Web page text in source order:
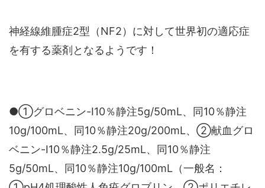
神経線維腫症2型（NF2）に対して世界初の適応症
を有する薬剤となるようです！
●①グロベニン-I10％静注5g/50mL、同10％静注
10g/100mL、同10％静注20g/200mL、②献血グロ
ベニン-I10％静注2.5g/25mL、同10％静注
5g/50mL、同10％静注10g/100mL（一般名：